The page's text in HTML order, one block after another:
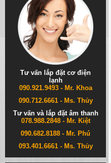
Tư vấn lắp đặt cơ điện
lạnh
090.921.9493 - Mr. Khoa
090.712.6661 - Ms. Thủy
Tư vấn và lắp đặt âm thanh
078.988.2848 - Mr. Kiệt
090.682.8188 - Mr. Phú
093.401.6661 - Ms. Thủy